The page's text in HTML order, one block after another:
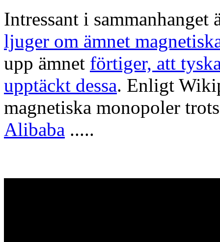
Intressant i
ljuger om ämnet
upp ämnet förtiger, att
upptäckt dessa. Enligt
magnetiska monopoler
Alibaba .....